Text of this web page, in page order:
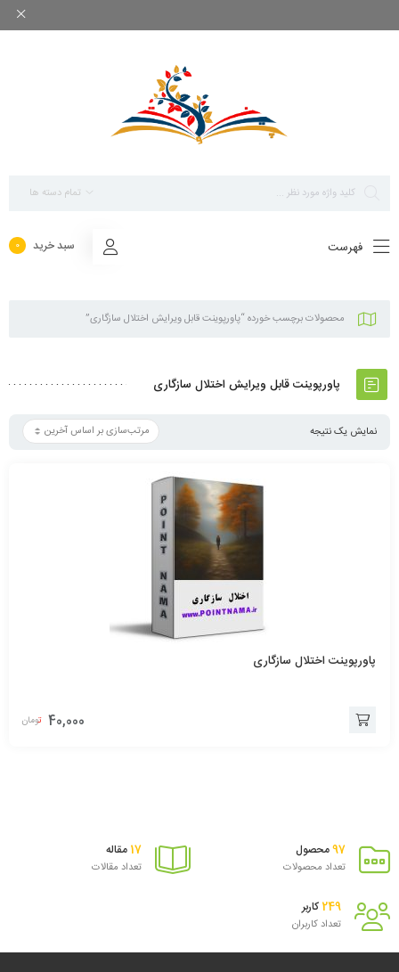
تمام دسته ها
سبد خرید 0 فهرست
محصولات برچسب خورده “پاورپوینت قابل ویرایش اختلال سازگاری”
پاورپوینت قابل ویرایش اختلال سازگاری
نمایش یک نتیجه
پاورپوینت اختلال سازگاری
40,000 تومان
97محصول
تعداد محصولات
17 مقاله
تعداد مقالات
249 کاربر
تعداد کاربران